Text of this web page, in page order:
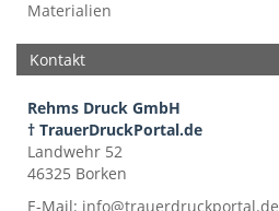
Materialien
Kontakt
Rehms Druck GmbH
† TrauerDruckPortal.de
Landwehr 52
46325 Borken
E-Mail: info@trauerdruckportal.de